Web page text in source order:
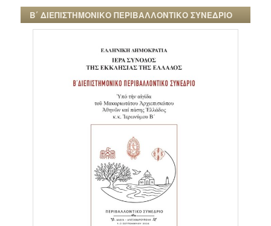
Β΄ ΔΙΕΠΙΣΤΗΜΟΝΙΚΟ ΠΕΡΙΒΑΛΛΟΝΤΙΚΟ ΣΥΝΕΔΡΙΟ